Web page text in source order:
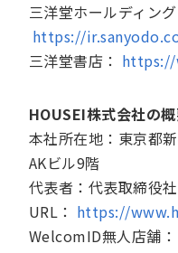
三洋堂ホールディング
https://
三洋堂書店： https://
HOUSEI株式会社の
本社所在地：東京都
AKビル9階
代表者：代表取締役
URL： https://
WelcomID無人店舗：